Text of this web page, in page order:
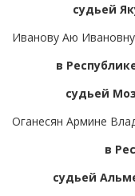
судьей
Иванову Аю Ивановну
в
судьей
Оганесян Армине
в
судьей